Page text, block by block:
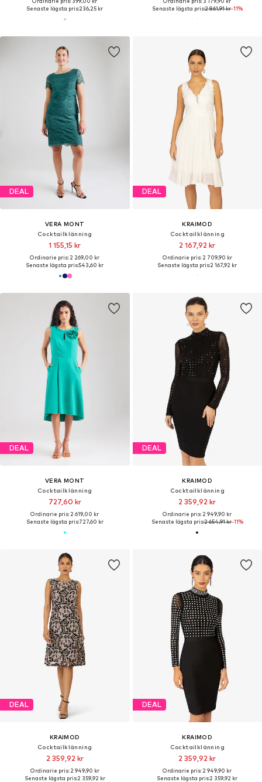
Senaste lägsta pris:236,25 kr
Senaste lägsta pris:2 861,91 kr-11%
DEAL
VERA MONT
Cocktailklänning
1 155,15 kr
Ordinarie pris: 2 269,00 kr
Senaste lägsta pris:543,60 kr
DEAL
KRAIMOD
Cocktailklänning
2 167,92 kr
Ordinarie pris: 2 709,90 kr
Senaste lägsta pris:2 167,92 kr
DEAL
VERA MONT
Cocktailklänning
727,60 kr
Ordinarie pris: 2 619,00 kr
Senaste lägsta pris:727,60 kr
DEAL
KRAIMOD
Cocktailklänning
2 359,92 kr
Ordinarie pris: 2 949,90 kr
Senaste lägsta pris:2 654,91 kr-11%
DEAL
KRAIMOD
Cocktailklänning
2 359,92 kr
Ordinarie pris: 2 949,90 kr
Senaste lägsta pris:2 359,92 kr
DEAL
KRAIMOD
Cocktailklänning
2 359,92 kr
Ordinarie pris: 2 949,90 kr
Senaste lägsta pris:2 359,92 kr